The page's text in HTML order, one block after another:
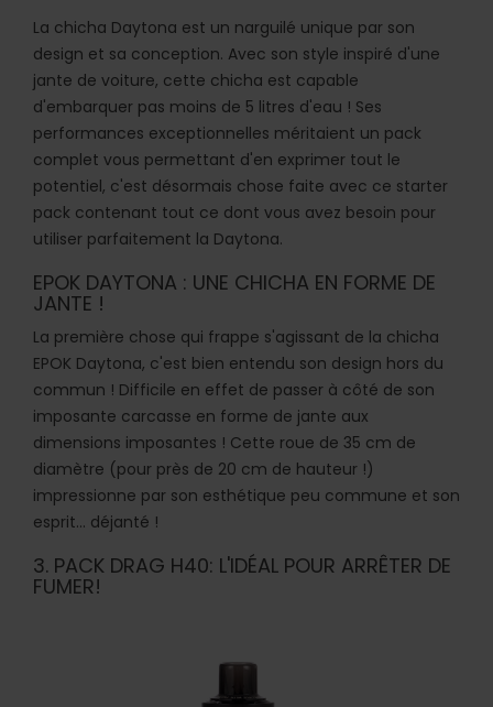
La chicha Daytona est un narguilé unique par son
design et sa conception. Avec son style inspiré d'une
jante de voiture, cette chicha est capable
d'embarquer pas moins de 5 litres d'eau ! Ses
performances exceptionnelles méritaient un pack
complet vous permettant d'en exprimer tout le
potentiel, c'est désormais chose faite avec ce starter
pack contenant tout ce dont vous avez besoin pour
utiliser parfaitement la Daytona.
EPOK DAYTONA : UNE CHICHA EN FORME DE
JANTE !
La première chose qui frappe s'agissant de la chicha
EPOK Daytona, c'est bien entendu son design hors du
commun ! Difficile en effet de passer à côté de son
imposante carcasse en forme de jante aux
dimensions imposantes ! Cette roue de 35 cm de
diamètre (pour près de 20 cm de hauteur !)
impressionne par son esthétique peu commune et son
esprit... déjanté !
3. PACK DRAG H40: L'IDÉAL POUR ARRÊTER DE
FUMER!